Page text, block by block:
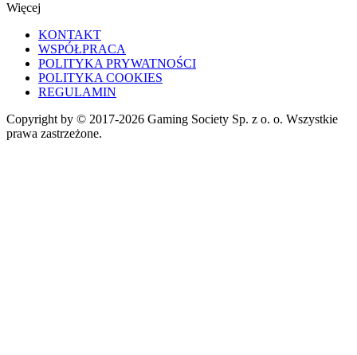
Więcej
KONTAKT
WSPÓŁPRACA
POLITYKA PRYWATNOŚCI
POLITYKA COOKIES
REGULAMIN
Copyright by © 2017-2026 Gaming Society Sp. z o. o. Wszystkie
prawa zastrzeżone.